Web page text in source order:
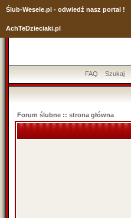
Ślub-Wesele.pl - odwiedź nasz portal !
AchTeDzieciaki.pl
FAQ Szukaj
Forum ślubne :: strona główna